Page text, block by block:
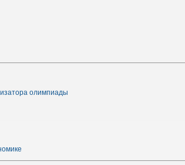
олимпиады